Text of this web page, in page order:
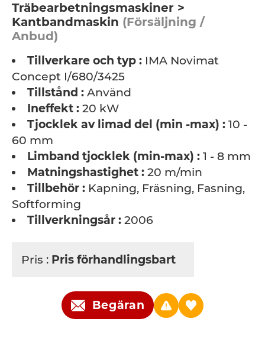
Träbearbetningsmaskiner >
Kantbandmaskin (Försäljning /
Anbud)
Tillverkare och typ : IMA Novimat
Concept I/680/3425
Tillstånd : Använd
Ineffekt : 20 kW
Tjocklek av limad del (min -max) : 10 -
60 mm
Limband tjocklek (min-max) : 1 - 8 mm
Matningshastighet : 20 m/min
Tillbehör : Kapning, Fräsning, Fasning,
Softforming
Tillverkningsår : 2006
Pris : Pris förhandlingsbart
Begäran